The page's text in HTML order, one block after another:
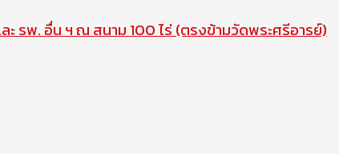
รพ. อื่น ฯ ณ สนาม 100 ไร่ (ตรงข้ามวัดพระศรีอารย์)